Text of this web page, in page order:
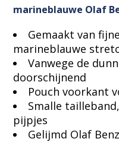
marineblauwe Olaf
Gemaakt van
marineblauwe
Vanwege de
doorschijnend
Pouch voorkant
Smalle
pijpjes
Gelijmd Olaf